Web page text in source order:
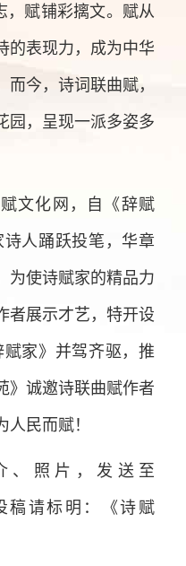
，赋铺彩摛文。赋从
的表现力，成为中华
今，诗词联曲赋，
园，呈现一派多姿多
文化网，自《辞赋
人踊跃投笔，华章
为使诗赋家的精品力
者展示才艺，特开设
赋家》并驾齐驱，推
》诚邀诗联曲赋作者
民而赋！
、照片，发送至
稿请标明：《诗赋